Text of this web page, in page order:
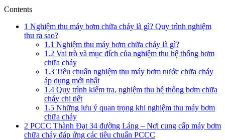
Contents
1 Nghiệm thu máy bơm chữa cháy là gì? Quy trình nghiệm
thu ra sao?
1.1 Nghiệm thu máy bơm chữa cháy là gì?
1.2 Vai trò và mục đích của nghiệm thu hệ thống bơm
chữa cháy
1.3 Tiêu chuẩn nghiệm thu máy bơm nước chữa cháy
áp dụng mới nhất
1.4 Quy trình kiểm tra, nghiệm thu hệ thống bơm chữa
cháy chi tiết
1.5 Những lưu ý quan trọng khi nghiệm thu máy bơm
chữa cháy
2 PCCC Thành Đạt 34 đường Láng – Nơi cung cấp máy bơm
chữa cháy đáp ứng các tiêu chuẩn PCCC